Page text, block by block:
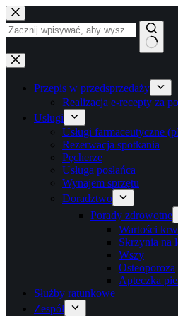
Przejdź
do
treści
Brak
wyników
Przepis w przedsprzedaży
Realizacja e-recepty za
Usługi
Usługi farmaceutyczne
Rezerwacja spotkania
Pęcherze
Usługa posłańca
Wynajem sprzętu
Doradztwo
Porady zdrowotne
Wartości
Skrzynia na
Wszy
Osteoporoza
Apteczka
Służby ratunkowe
Zespół